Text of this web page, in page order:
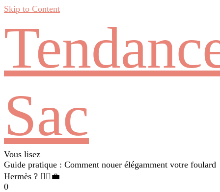
Skip to Content
Sac
Vous lisez
Guide pratique : Comment nouer élégamment votre foulard
Hermès ? 💁‍♀️💼
0